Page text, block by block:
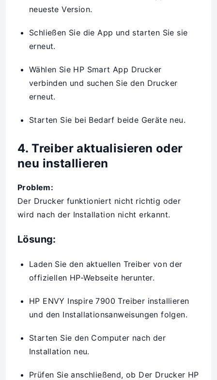
neueste Version.
Schließen Sie die App und starten Sie sie
erneut.
Wählen Sie HP Smart App Drucker
verbinden und suchen Sie den Drucker
erneut.
Starten Sie bei Bedarf beide Geräte neu.
4. Treiber aktualisieren oder
neu installieren
Problem:
Der Drucker funktioniert nicht richtig oder
wird nach der Installation nicht erkannt.
Lösung:
Laden Sie den aktuellen Treiber von der
offiziellen HP-Webseite herunter.
HP ENVY Inspire 7900 Treiber installieren
und den Installationsanweisungen folgen.
Starten Sie den Computer nach der
Installation neu.
Prüfen Sie anschließend, ob Der Drucker HP